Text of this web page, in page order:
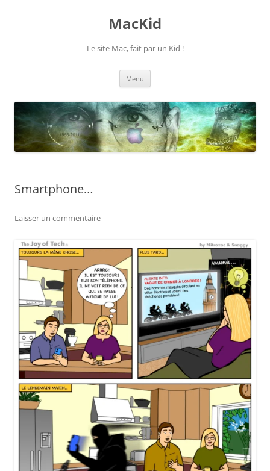
MacKid
Le site Mac, fait par un Kid !
Menu
Smartphone…
Laisser un commentaire